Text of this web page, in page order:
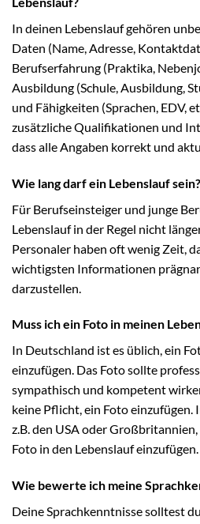
In deinen Lebenslauf gehören
Daten (Name, Adresse,
Berufserfahrung (Praktika,
Ausbildung (Schule, Ausbildung,
und Fähigkeiten (Sprachen, EDV,
zusätzliche Qualifikationen und
dass alle Angaben korrekt und
Wie lang darf ein Lebenslauf sein?
Für Berufseinsteiger und junge
Lebenslauf in der Regel nicht
Personaler haben oft wenig Zeit,
wichtigsten Informationen
darzustellen.
Muss ich ein Foto in meinen
In Deutschland ist es üblich, ein
einzufügen. Das Foto sollte
sympathisch und kompetent
keine Pflicht, ein Foto einzufügen.
z.B. den USA oder
Foto in den Lebenslauf einzufügen.
Wie bewerte ich meine
Deine Sprachkenntnisse solltest